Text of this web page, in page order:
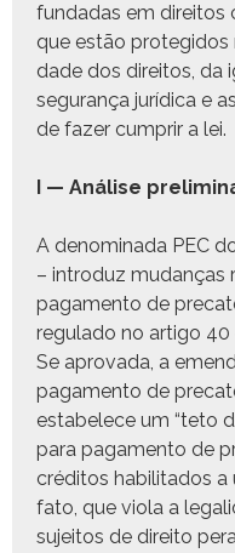
fun­dadas em dire­itos
que estão
dade dos dire­itos, da
segu­rança jurídi­ca e
de faz­er cumprir a lei.
I — Análise
A denom­i­na­da PEC
– intro­duz mudanças
paga­men­to de
reg­u­la­do no arti­go
Se aprova­da, a
paga­men­to de
esta­b­elece um “teto
para paga­men­to de
crédi­tos habil­i­ta­dos a
fato, que vio­la a
sujeitos de dire­ito